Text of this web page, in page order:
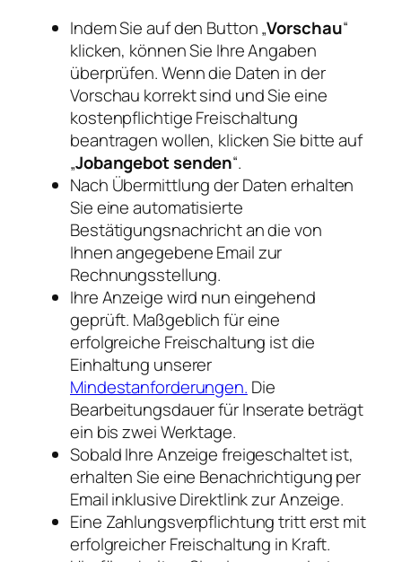
Indem Sie auf den Button „Vorschau“
klicken, können Sie Ihre Angaben
überprüfen. Wenn die Daten in der
Vorschau korrekt sind und Sie eine
kostenpflichtige Freischaltung
beantragen wollen, klicken Sie bitte auf
„Jobangebot senden“.
Nach Übermittlung der Daten erhalten
Sie eine automatisierte
Bestätigungsnachricht an die von
Ihnen angegebene Email zur
Rechnungsstellung.
Ihre Anzeige wird nun eingehend
geprüft. Maßgeblich für eine
erfolgreiche Freischaltung ist die
Einhaltung unserer
Mindestanforderungen. Die
Bearbeitungsdauer für Inserate beträgt
ein bis zwei Werktage.
Sobald Ihre Anzeige freigeschaltet ist,
erhalten Sie eine Benachrichtigung per
Email inklusive Direktlink zur Anzeige.
Eine Zahlungsverpflichtung tritt erst mit
erfolgreicher Freischaltung in Kraft.